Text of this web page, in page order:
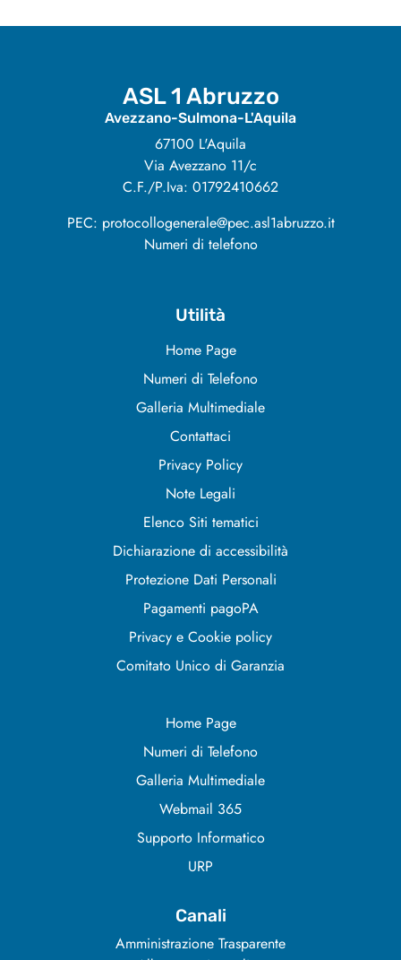
ASL 1 Abruzzo
Avezzano-Sulmona-L'Aquila
67100 L'Aquila
Via Avezzano 11/c
C.F./P.Iva: 01792410662
PEC: protocollogenerale@pec.asl1abruzzo.it
Numeri di telefono
Utilità
Home Page
Numeri di Telefono
Galleria Multimediale
Contattaci
Privacy Policy
Note Legali
Elenco Siti tematici
Dichiarazione di accessibilità
Protezione Dati Personali
Pagamenti pagoPA
Privacy e Cookie policy
Comitato Unico di Garanzia
Home Page
Numeri di Telefono
Galleria Multimediale
Webmail 365
Supporto Informatico
URP
Canali
Amministrazione Trasparente